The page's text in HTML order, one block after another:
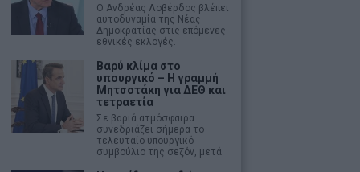
Ο Ανδρέας Λοβέρδος βλέπει
αυτοδυναμία της Νέας
Δημοκρατίας στις επόμενες
εθνικές εκλογές.
Βαρύ κλίμα στο
υπουργικό – Η γραμμή
Μητσοτάκη για ΔΕΘ και
τετραετία
Σε βαριά ατμόσφαιρα
συνεδριάζει σήμερα το
τελευταίο υπουργικό
συμβούλιο της σεζόν, μετά